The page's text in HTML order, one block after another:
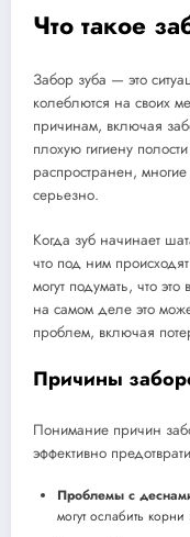
Что такое
Забор зуба — это
колеблются на своих
причинам, включая
плохую гигиену
распространен,
серьезно.
Когда зуб начинает
что под ним
могут подумать, что
на самом деле это
проблем, включая
Причины
Понимание причин
эффективно
Проблемы с
могут ослабить